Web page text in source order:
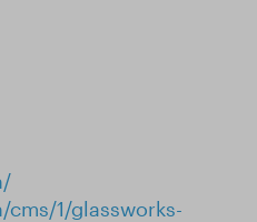
1/glassworks-